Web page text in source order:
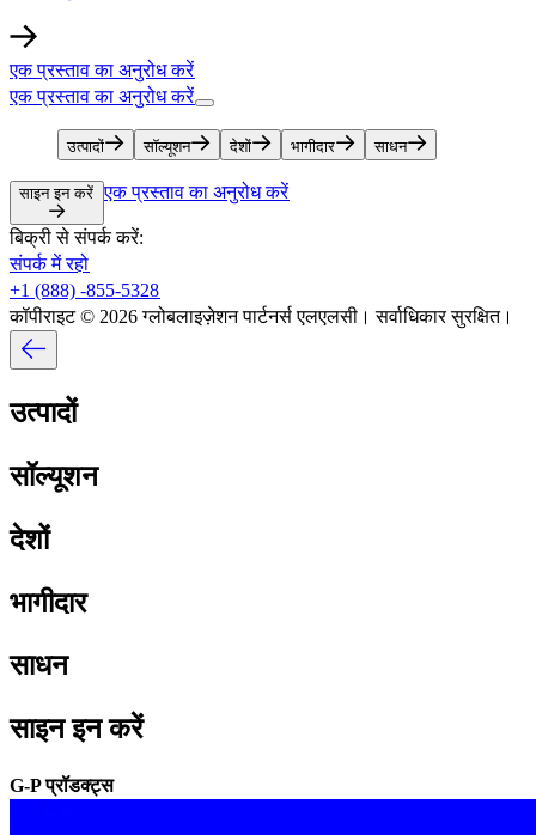
एक प्रस्ताव का अनुरोध करें​​
एक प्रस्ताव का अनुरोध करें​​
उत्पादों​​ सॉल्यूशन​​ देशों​​ भागीदार​​ साधन​​
साइन इन करें​​ एक प्रस्ताव का अनुरोध करें​​
बिक्री से संपर्क करें:​​
संपर्क में रहो​​
+1 (888) -855-5328​​
कॉपीराइट © 2026 ग्लोबलाइज़ेशन पार्टनर्स एलएलसी। सर्वाधिकार सुरक्षित।​​
उत्पादों​​
सॉल्यूशन​​
देशों​​
भागीदार​​
साधन​​
साइन इन करें​​
G-P प्रॉडक्ट्स​​